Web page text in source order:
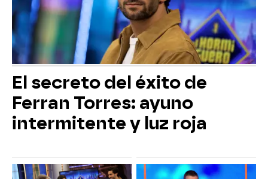
El secreto del éxito de
Ferran Torres: ayuno
intermitente y luz roja